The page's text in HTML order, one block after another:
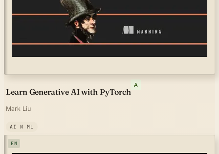
Learn Generative AI with PyTorch
A
Mark Liu
AI И ML
EN